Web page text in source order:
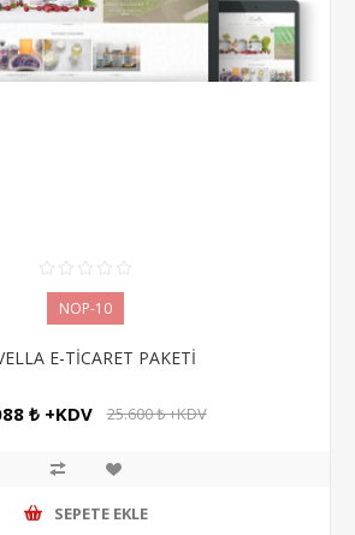
NOP-10
E-TİCARET PAKETİ
₺ +KDV 25.600 ₺ +KDV
SEPETE EKLE